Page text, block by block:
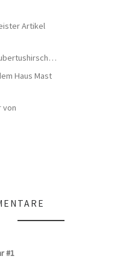
Veröffentlicht
Artikel
Haus Mast
von
#1